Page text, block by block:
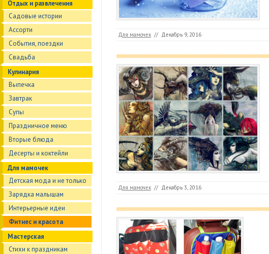
Отдых и развлечения
Садовые истории
Ассорти
События, поездки
Свадьба
Кулинария
Выпечка
Завтрак
Супы
Праздничное меню
Вторые блюда
Десерты и коктейли
Для мамочек
Детская мода и не только
Зарядка малышам
Интерьерные идеи
Фитнес и красота
Мастерская
Стихи к праздникам
Для мамочек // Декабрь 9, 2016
Для мамочек // Декабрь 3, 2016